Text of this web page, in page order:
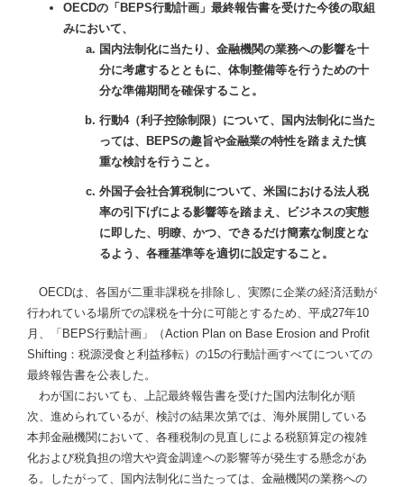
OECDの「BEPS行動計画」最終報告書を受けた今後の取組
みにおいて、
国内法制化に当たり、金融機関の業務への影響を十
分に考慮するとともに、体制整備等を行うための十
分な準備期間を確保すること。
行動4（利子控除制限）について、国内法制化に当た
っては、BEPSの趣旨や金融業の特性を踏まえた慎
重な検討を行うこと。
外国子会社合算税制について、米国における法人税
率の引下げによる影響等を踏まえ、ビジネスの実態
に即した、明瞭、かつ、できるだけ簡素な制度とな
るよう、各種基準等を適切に設定すること。
OECDは、各国が二重非課税を排除し、実際に企業の経済活動が
行われている場所での課税を十分に可能とするため、平成27年10
月、「BEPS行動計画」（Action Plan on Base Erosion and Profit
Shifting：税源浸食と利益移転）の15の行動計画すべてについての
最終報告書を公表した。
わが国においても、上記最終報告書を受けた国内法制化が順
次、進められているが、検討の結果次第では、海外展開している
本邦金融機関において、各種税制の見直しによる税額算定の複雑
化および税負担の増大や資金調達への影響等が発生する懸念があ
る。したがって、国内法制化に当たっては、金融機関の業務への